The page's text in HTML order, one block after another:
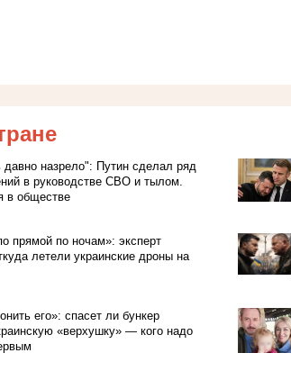
назрело": Путин сделал ряд
в руководстве СВО и тылом.
в обществе
прямой по ночам»: эксперт
летели украинские дроны на
его»: спасет ли бункер
«верхушку» — кого надо